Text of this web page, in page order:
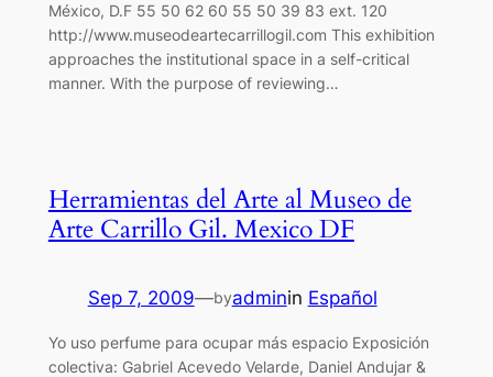
México, D.F 55 50 62 60 55 50 39 83 ext. 120
http://www.museodeartecarrillogil.com This exhibition
approaches the institutional space in a self-critical
manner. With the purpose of reviewing…
Herramientas del Arte al Museo de
Arte Carrillo Gil. Mexico DF
Sep 7, 2009—byadminin Español
Yo uso perfume para ocupar más espacio Exposición
colectiva: Gabriel Acevedo Velarde, Daniel Andujar &